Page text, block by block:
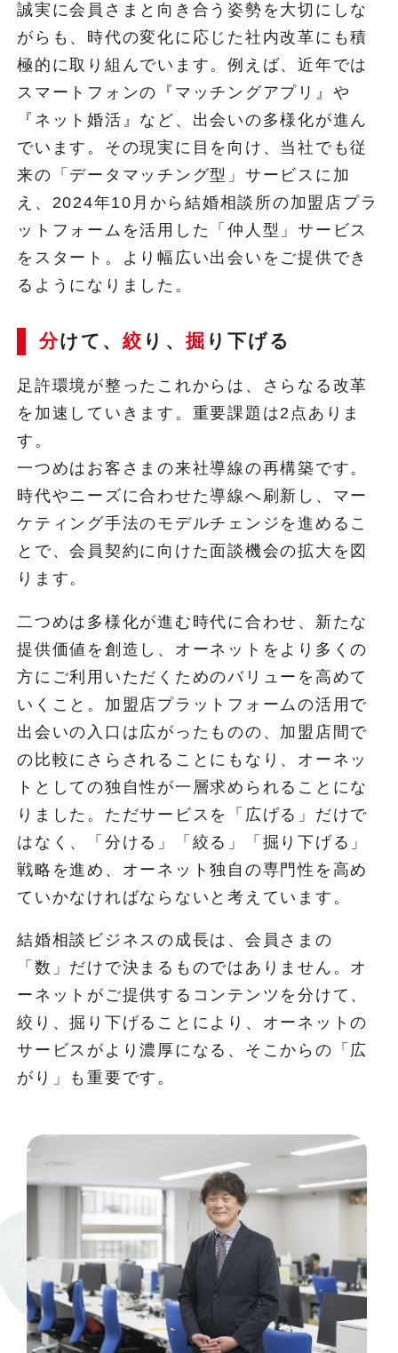
誠実に会員さまと向き合う姿勢を大切にしな
がらも、時代の変化に応じた社内改革にも積
極的に取り組んでいます。例えば、近年では
スマートフォンの『マッチングアプリ』や
『ネット婚活』など、出会いの多様化が進ん
でいます。その現実に目を向け、当社でも従
来の「データマッチング型」サービスに加
え、2024年10月から結婚相談所の加盟店プラ
ットフォームを活用した「仲人型」サービス
をスタート。より幅広い出会いをご提供でき
るようになりました。
分けて、絞 り、 掘 り下げる
足許環境が整ったこれからは、さらなる改革
を加速していきます。重要課題は2点ありま
す。
一つめはお客さまの来社導線の再構築です。
時代やニーズに合わせた導線へ刷新し、マー
ケティング手法のモデルチェンジを進めるこ
とで、会員契約に向けた面談機会の拡大を図
ります。
二つめは多様化が進む時代に合わせ、新たな
提供価値を創造し、オーネットをより多くの
方にご利用いただくためのバリューを高めて
いくこと。加盟店プラットフォームの活用で
出会いの入口は広がったものの、加盟店間で
の比較にさらされることにもなり、オーネッ
トとしての独自性が一層求められることにな
りました。ただサービスを「広げる」だけで
はなく、「分ける」「絞る」「掘り下げる」
戦略を進め、オーネット独自の専門性を高め
ていかなければならないと考えています。
結婚相談ビジネスの成長は、会員さまの
「数」だけで決まるものではありません。オ
ーネットがご提供するコンテンツを分けて、
絞り、掘り下げることにより、オーネットの
サービスがより濃厚になる、そこからの「広
がり」も重要です。